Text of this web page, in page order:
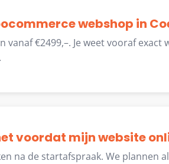
webshop in
vanaf €2499,–. Je weet vooraf
voordat mijn website
na de startafspraak. We plannen